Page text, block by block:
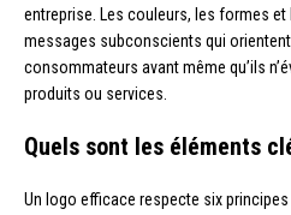
entreprise. Les couleurs, les formes
messages subconscients qui
consommateurs avant même qu’ils
produits ou services.
Quels sont les éléments
Un logo efficace respecte six